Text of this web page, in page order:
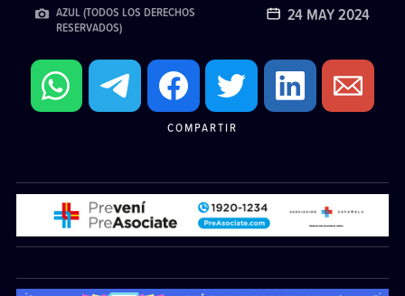
AZUL (TODOS LOS DERECHOS
RESERVADOS)
24 MAY 2024
COMPARTIR